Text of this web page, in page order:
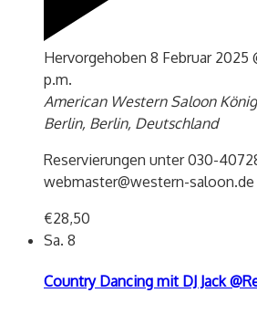
Hervorgehoben 8 Februar 2025
p.m.
American Western Saloon
Berlin, Berlin, Deutschland
Reservierungen unter 030-
webmaster@western-saloon.de
€28,50
Sa. 8
Country Dancing mit DJ Jack